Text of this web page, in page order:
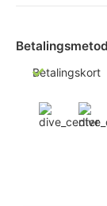
Betalingskort